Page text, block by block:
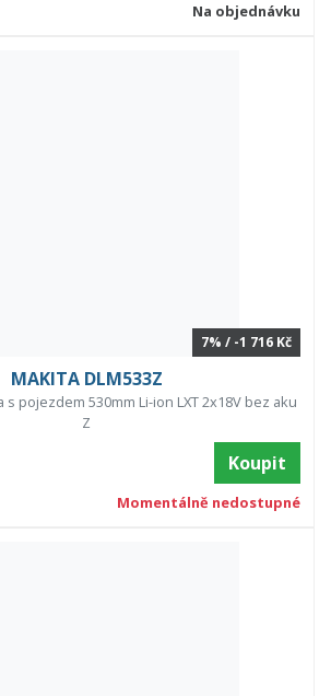
Na objednávku
7% / -1 716 Kč
MAKITA DLM533Z
s pojezdem 530mm Li-ion LXT 2x18V bez aku
Z
Koupit
Momentálně nedostupné